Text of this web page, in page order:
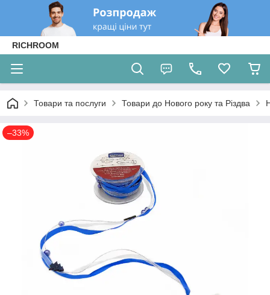
RICHROOM
Товари та послуги Товари до Нового року та Різдва
–33%